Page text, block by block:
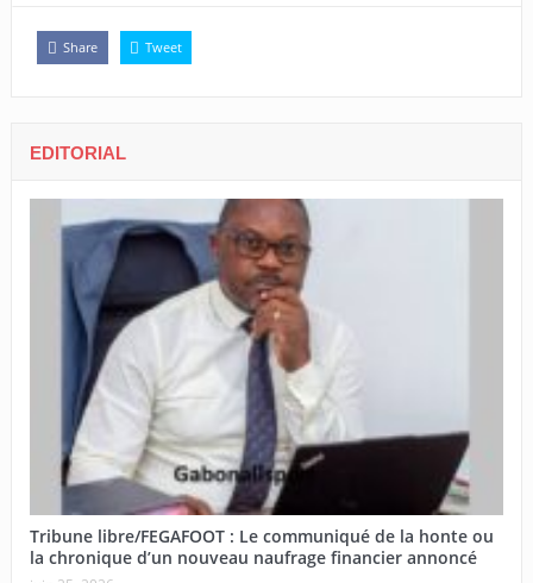
Share Tweet
EDITORIAL
Tribune libre/FEGAFOOT : Le communiqué de la honte ou
la chronique d’un nouveau naufrage financier annoncé